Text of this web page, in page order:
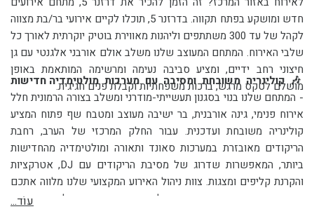
חדש ומושקע בפתח תקווה. בדרזנר 5, תוכלו לקיים אירועי בר/בת מצווה
לקהל של עד 300 משתתפים וליהנות מאווירת בוטיק יוקרתית לאורך כל
שלבי האירוח. המתחם המעוצב שלנו משלב אולם אורבני אלגנטי עם גן
חיצוני רחב ידיים, ומציע סביבה נעימה ומרשימה המותאמת באופן
מושלם לטקס מרגש, ברכות משפחתיות וקבלת פנים חגיגית.
🎶 קולינריה משובחת ומסיבה עם מערכות מולטימדיה חדישות
- המתחם שלנו בנוי בסגנון תעשייתי-מודרני ומשלב בצורה הרמונית חלל
אירוח פנימי, גינה אורבנית, בר ישיבה מעוצב ומטבח שף פתוח המציע
קולינריה משובחת ועדכנית. עבור החלק המרכזי של הערב, רחבת
הריקודים מאובזרת במערכות סאונד ותאורה ומולטימדיה מהחדישות
ביותר, המאפשרות שדרוג של מסיבת הריקודים עם DJ, אטרקציות
והקרנת קליפים ומצגות. צוות ניהול האירוע המקצועי שלנו מלווה אתכם
באופן אישי, ומבטיח שהאירוע ישלב את הטוב משני העולמות – חגיגה
עוֹד...